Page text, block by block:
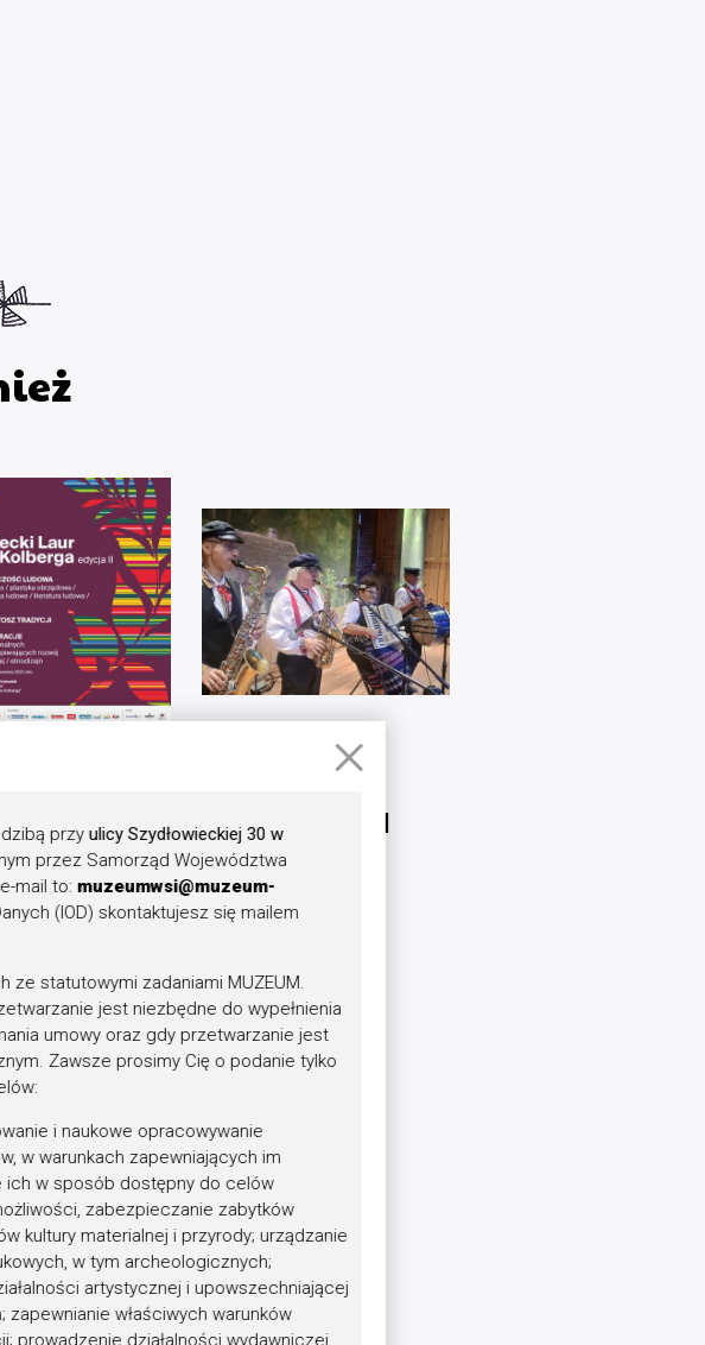
do 2. edycji
„Mazowiecki
Kolberga”
2025
Potańcówka pod
Dębem
×
przy ulicy Szydłowieckiej 30 w
przez Samorząd Województwa
mail to: muzeumwsi@muzeum-
(IOD) skontaktujesz się mailem
statutowymi zadaniami MUZEUM.
jest niezbędne do wypełnienia
umowy oraz gdy przetwarzanie jest
Zawsze prosimy Cię o podanie tylko
i naukowe opracowywanie
w warunkach zapewniających im
ich w sposób dostępny do celów
zabezpieczanie zabytków
kultury materialnej i przyrody; urządzanie
w tym archeologicznych;
artystycznej i upowszechniającej
właściwych warunków
prowadzenie działalności wydawniczej,